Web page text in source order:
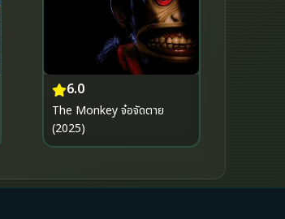
6.0
The Monkey จ๋อจัดตาย
(2025)